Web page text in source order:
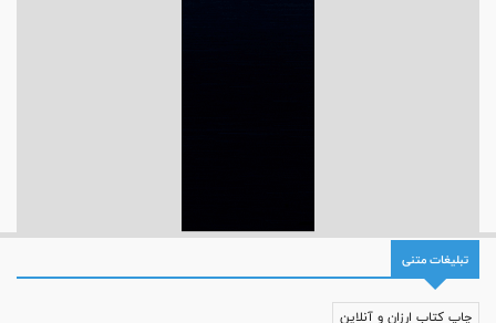
تبلیغات متنی
چاپ کتاب ارزان و آنلاین